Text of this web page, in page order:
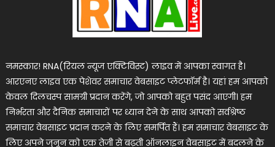
नमस्कार! RNA(रियल न्यूज एक्टिविस्ट) लाइव में आपका स्वागत है।
आरएनए लाइव एक पेशेवर समाचार वेबसाइट प्लेटफॉर्म है। यहां हम आपको
केवल दिलचस्प सामग्री प्रदान करेंगे, जो आपको बहुत पसंद आएगी। हम
निर्भरता और दैनिक समाचारों पर ध्यान देने के साथ आपको सर्वश्रेष्ठ
समाचार वेबसाइट प्रदान करने के लिए समर्पित हैं। हम समाचार वेबसाइट के
लिए अपने जुनून को एक तेजी से बढ़ती ऑनलाइन वेबसाइट में बदलने के